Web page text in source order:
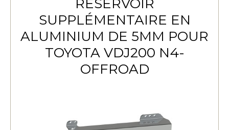
RÉSERVOIR
SUPPLÉMENTAIRE EN
ALUMINIUM DE 5MM POUR
TOYOTA VDJ200 N4-
OFFROAD